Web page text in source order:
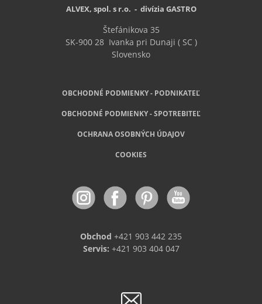
ALVEX, spol. s r.o. - divízia GASTRO
Štefánikova 35
SK-900 28Ivanka pri Dunaji ( SC )
Slovensko
OBCHODNÉ PODMIENKY - PODNIKATEĽ
OBCHODNÉ PODMIENKY - SPOTREBITEĽ
OCHRANA OSOBNÝCH ÚDAJOV
COOKIES
Obchod +421 903 442 235
Servis: +421 903 404 047